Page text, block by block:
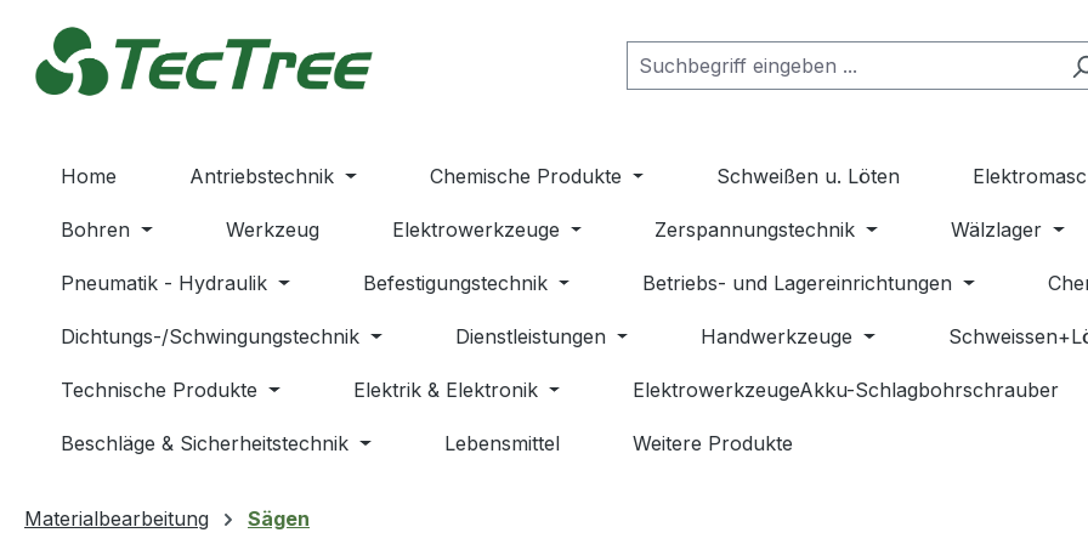
Hauptinhalt springen
Zur Suche springen
Zur Hauptnavigation springen
Home Antriebstechnik Chemische Produkte Schweißen u. Löten
Bohren Werkzeug Elektrowerkzeuge Zerspannungstechnik Wälzlager
Pneumatik - Hydraulik Befestigungstechnik Betriebs- und Lagereinrichtungen
Dichtungs-/Schwingungstechnik Dienstleistungen Handwerkzeuge
Technische Produkte Elektrik & Elektronik ElektrowerkzeugeAkku-Schlagbohrschrauber
Beschläge & Sicherheitstechnik Lebensmittel Weitere Produkte
Materialbearbeitung Sägen